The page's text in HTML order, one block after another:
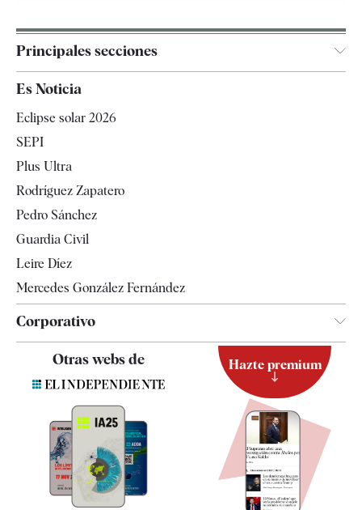
Principales secciones
Internacional
Tendencias
Es Noticia
Eclipse solar 2026
SEPI
Plus Ultra
Rodríguez Zapatero
Pedro Sánchez
Guardia Civil
Leire Díez
Mercedes González Fernández
Corporativo
Quiénes somos
Especificaciones
Otras webs de Hazte premium